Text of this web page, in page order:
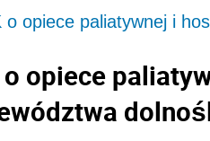
o opiece paliatywnej i
opiece